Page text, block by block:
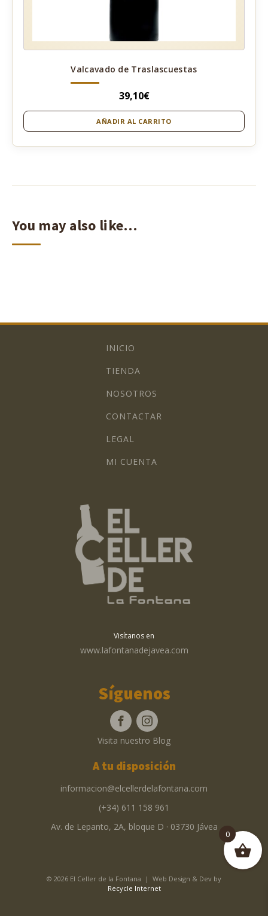
Valcavado de Traslascuestas
39,10€
AÑADIR AL CARRITO
You may also like…
INICIO
TIENDA
NOSOTROS
CONTACTAR
LEGAL
MI CUENTA
Visítanos en
www.lafontanadejavea.com
Síguenos
Visita nuestro Blog
A tu disposición
informacion@elcellerdelafontana.com
(+34) 611 158 961
Av. de Lepanto, 2A, bloque D · 03730 Jávea
© 2026 El Celler de la Fontana | Web Design & Dev by
Recycle Internet
0